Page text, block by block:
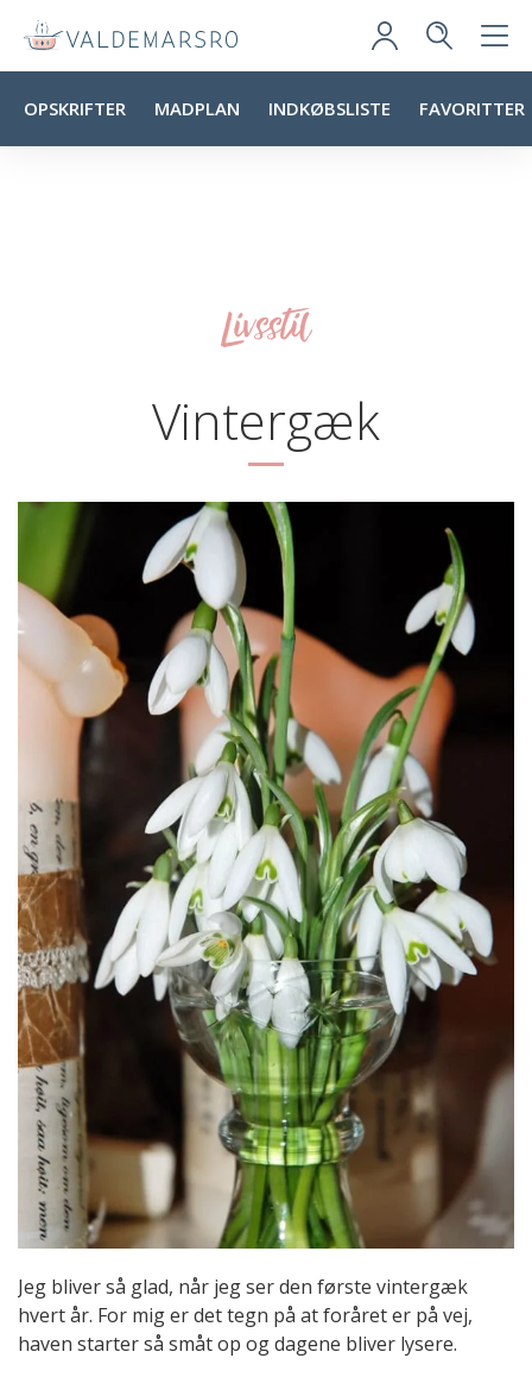
OPSKRIFTER MADPLAN INDKØBSLISTE FAVORITTER
Livsstil
Vintergæk
Jeg bliver så glad, når jeg ser den første vintergæk
hvert år. For mig er det tegn på at foråret er på vej,
haven starter så småt op og dagene bliver lysere.